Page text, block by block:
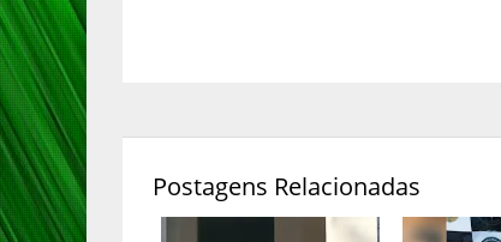
Postagens Relacionadas